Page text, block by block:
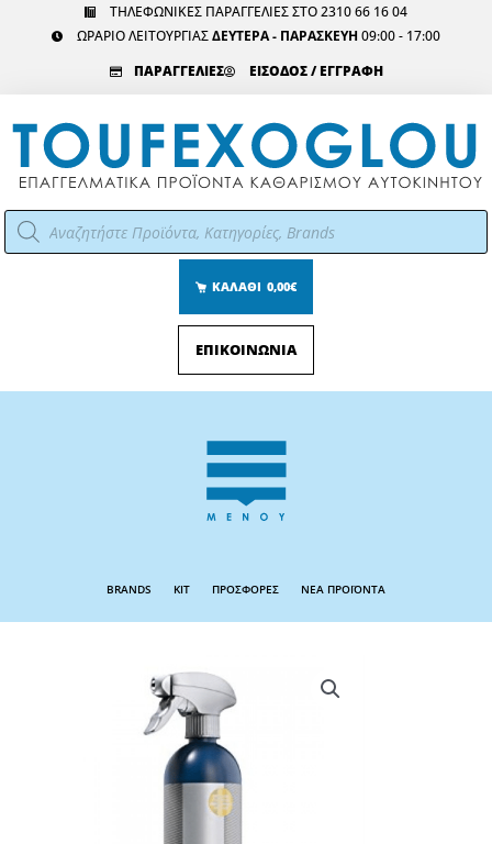
ΤΗΛΕΦΩΝΙΚΕΣ ΠΑΡΑΓΓΕΛΙΕΣ ΣΤΟ 2310 66 16 04
ΩΡΑΡΙΟ ΛΕΙΤΟΥΡΓΙΑΣΔΕΥΤΕΡΑ - ΠΑΡΑΣΚΕΥΗ 09:00 - 17:00
ΠΑΡΑΓΓΕΛΙΕΣ
ΕΙΣΟΔΟΣ / ΕΓΓΡΑΦΗ
Αναζήτηση
προϊόντων
ΚΑΛΑΘΙ 0,00€
ΕΠΙΚΟΙΝΩΝΙΑ
Menu
BRANDS KIT ΠΡΟΣΦΟΡΕΣ ΝΕΑ ΠΡΟΪΟΝΤΑ